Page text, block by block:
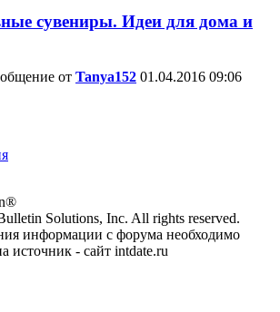
сувениры. Идеи для дома и
от Tanya152 01.04.2016 09:06
Solutions, Inc. All rights reserved.
информации с форума необходимо
источник - сайт intdate.ru